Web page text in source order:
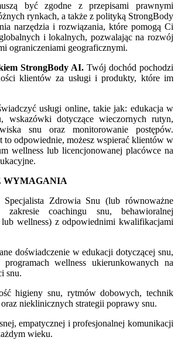
być zgodne z przepisami prawnymi
rynkach, a także z polityką StrongBody
narzędzia i rozwiązania, które pomogą Ci
i lokalnych, pozwalając na rozwój
ograniczeniami geograficznymi.
StrongBody AI. Twój dochód pochodzi
klientów za usługi i produkty, które im
usługi online, takie jak: edukacja w
wskazówki dotyczące wieczornych rutyn,
snu oraz monitorowanie postępów.
to odpowiednie, możesz wspierać klientów w
wellness lub licencjonowanej placówce na
WYMAGANIA
Specjalista Zdrowia Snu (lub równoważne
coachingu snu, behawioralnej
wellness) z odpowiednimi kwalifikacjami
doświadczenie w edukacji dotyczącej snu,
wellness ukierunkowanych na
snu.
higieny snu, rytmów dobowych, technik
nieklinicznych strategii poprawy snu.
empatycznej i profesjonalnej komunikacji
wieku.